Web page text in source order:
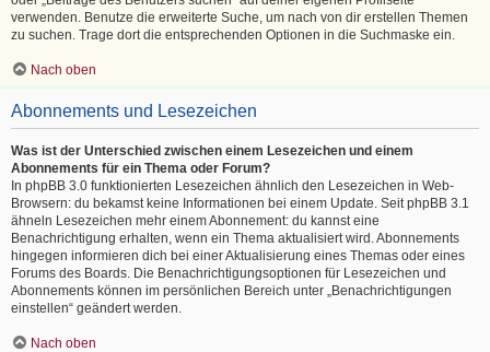
verwenden. Benutze die erweiterte Suche, um nach von dir erstellen Themen
zu suchen. Trage dort die entsprechenden Optionen in die Suchmaske ein.
Nach oben
Abonnements und Lesezeichen
Was ist der Unterschied zwischen einem Lesezeichen und einem
Abonnements für ein Thema oder Forum?
In phpBB 3.0 funktionierten Lesezeichen ähnlich den Lesezeichen in Web-
Browsern: du bekamst keine Informationen bei einem Update. Seit phpBB 3.1
ähneln Lesezeichen mehr einem Abonnement: du kannst eine
Benachrichtigung erhalten, wenn ein Thema aktualisiert wird. Abonnements
hingegen informieren dich bei einer Aktualisierung eines Themas oder eines
Forums des Boards. Die Benachrichtigungsoptionen für Lesezeichen und
Abonnements können im persönlichen Bereich unter „Benachrichtigungen
einstellen“ geändert werden.
Nach oben